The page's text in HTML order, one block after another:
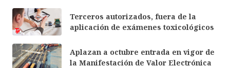
Terceros autorizados, fuera de la
aplicación de exámenes toxicológicos
Aplazan a octubre entrada en vigor de
la Manifestación de Valor Electrónica